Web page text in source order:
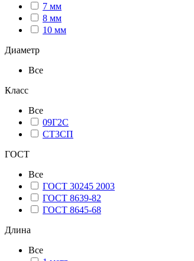
7 мм
8 мм
10 мм
Диаметр
Все
Класс
Все
09Г2С
СТ3СП
ГОСТ
Все
ГОСТ 30245 2003
ГОСТ 8639-82
ГОСТ 8645-68
Длина
Все